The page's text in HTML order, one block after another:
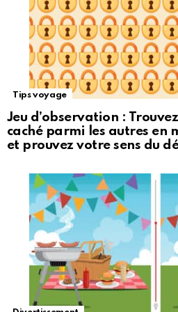
Tips voyage
Jeu d’observation :
caché parmi les autres en
et prouvez votre sens du